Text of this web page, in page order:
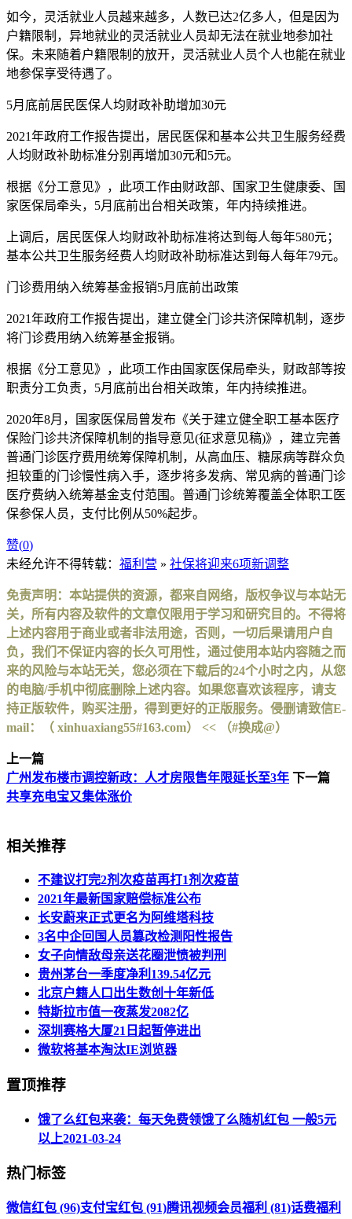
如今，灵活就业人员越来越多，人数已达2亿多人，但是因为
户籍限制，异地就业的灵活就业人员却无法在就业地参加社
保。未来随着户籍限制的放开，灵活就业人员个人也能在就业
地参保享受待遇了。
5月底前居民医保人均财政补助增加30元
2021年政府工作报告提出，居民医保和基本公共卫生服务经费
人均财政补助标准分别再增加30元和5元。
根据《分工意见》，此项工作由财政部、国家卫生健康委、国
家医保局牵头，5月底前出台相关政策，年内持续推进。
上调后，居民医保人均财政补助标准将达到每人每年580元；
基本公共卫生服务经费人均财政补助标准达到每人每年79元。
门诊费用纳入统筹基金报销5月底前出政策
2021年政府工作报告提出，建立健全门诊共济保障机制，逐步
将门诊费用纳入统筹基金报销。
根据《分工意见》，此项工作由国家医保局牵头，财政部等按
职责分工负责，5月底前出台相关政策，年内持续推进。
2020年8月，国家医保局曾发布《关于建立健全职工基本医疗
保险门诊共济保障机制的指导意见(征求意见稿)》，建立完善
普通门诊医疗费用统筹保障机制，从高血压、糖尿病等群众负
担较重的门诊慢性病入手，逐步将多发病、常见病的普通门诊
医疗费纳入统筹基金支付范围。普通门诊统筹覆盖全体职工医
保参保人员，支付比例从50%起步。
赞(0)
未经允许不得转载： 福利营 » 社保将迎来6项新调整
免责声明：本站提供的资源，都来自网络，版权争议与本站无
关，所有内容及软件的文章仅限用于学习和研究目的。不得将
上述内容用于商业或者非法用途，否则，一切后果请用户自
负，我们不保证内容的长久可用性，通过使用本站内容随之而
来的风险与本站无关，您必须在下载后的24个小时之内，从您
的电脑/手机中彻底删除上述内容。如果您喜欢该程序，请支
持正版软件，购买注册，得到更好的正版服务。侵删请致信E-
mail：（ xinhuaxiang55#163.com） << （#换成@）
上一篇
广州发布楼市调控新政：人才房限售年限延长至3年 下一篇
共享充电宝又集体涨价
相关推荐
不建议打完2剂次疫苗再打1剂次疫苗
2021年最新国家赔偿标准公布
长安蔚来正式更名为阿维塔科技
3名中企回国人员篡改检测阳性报告
女子向情敌母亲送花圈泄愤被判刑
贵州茅台一季度净利139.54亿元
北京户籍人口出生数创十年新低
特斯拉市值一夜蒸发2082亿
深圳赛格大厦21日起暂停进出
微软将基本淘汰IE浏览器
置顶推荐
饿了么红包来袭：每天免费领饿了么随机红包 一般5元
以上2021-03-24
热门标签
微信红包 (96)支付宝红包 (91)腾讯视频会员福利 (81)话费福利